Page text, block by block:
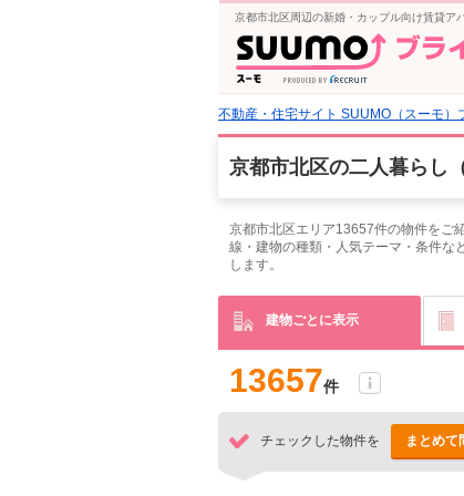
京都市北区周辺の新婚・カップル向け賃貸ア
不動産・住宅サイト SUUMO（スーモ）
京都市北区の二人暮らし
京都市北区エリア13657件の物件をご
線・建物の種類・人気テーマ・条件な
します。
建物ごとに表示
13657件
チェックした物件を まとめて